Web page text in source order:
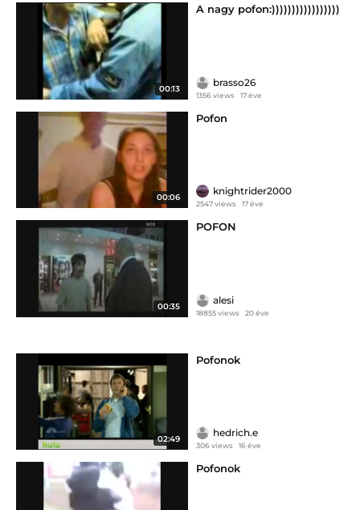
00:13
A nagy pofon:)))))))))))))))))
brasso26
1356 views 17 éve
00:06
Pofon
knightrider2000
2547 views 17 éve
00:35
POFON
alesi
18855 views 20 éve
02:49
Pofonok
hedrich.e
306 views 16 éve
Pofonok